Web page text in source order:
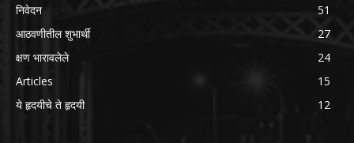
निवेदन
51
आठवणीतील शुभार्थी
27
क्षण भारावलेले
24
Articles
15
ये हृदयीचे ते हृदयी
12